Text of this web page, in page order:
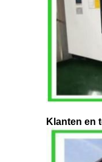
Klanten en